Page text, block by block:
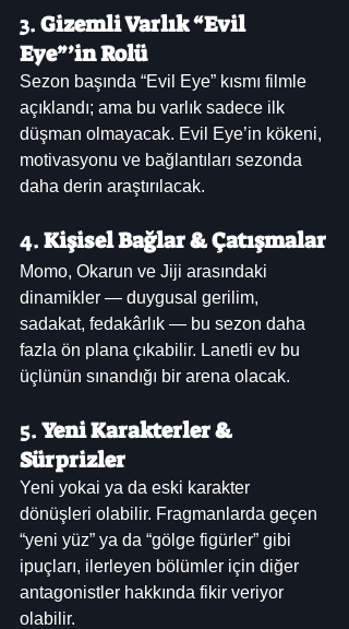
3. Gizemli Varlık “Evil
Eye”’in Rolü
Sezon başında “Evil Eye” kısmı filmle
açıklandı; ama bu varlık sadece ilk
düşman olmayacak. Evil Eye’in kökeni,
motivasyonu ve bağlantıları sezonda
daha derin araştırılacak.
4. Kişisel Bağlar & Çatışmalar
Momo, Okarun ve Jiji arasındaki
dinamikler — duygusal gerilim,
sadakat, fedakârlık — bu sezon daha
fazla ön plana çıkabilir. Lanetli ev bu
üçlünün sınandığı bir arena olacak.
5. Yeni Karakterler &
Sürprizler
Yeni yokai ya da eski karakter
dönüşleri olabilir. Fragmanlarda geçen
“yeni yüz” ya da “gölge figürler” gibi
ipuçları, ilerleyen bölümler için diğer
antagonistler hakkında fikir veriyor
olabilir.